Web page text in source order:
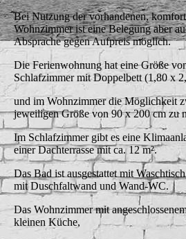
Bei Nutzung der vorhandenen,
Wohnzimmer ist eine Belegung aber
Absprache gegen Aufpreis möglich.
Die Ferienwohnung hat eine Größe
Schlafzimmer mit Doppelbett (1,80 x
und im Wohnzimmer die Möglichkeit
jeweiligen Größe von 90 x 200 cm zu
Im Schlafzimmer gibt es eine
einer Dachterrasse mit ca. 12 m².
Das Bad ist ausgestattet mit
mit Duschfaltwand und Wand-WC.
Das Wohnzimmer mit
kleinen Küche,